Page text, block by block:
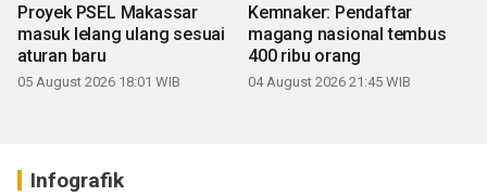
Proyek PSEL Makassar
masuk lelang ulang sesuai
aturan baru
05 August 2026 18:01 WIB
Kemnaker: Pendaftar
magang nasional tembus
400 ribu orang
04 August 2026 21:45 WIB
Infografik